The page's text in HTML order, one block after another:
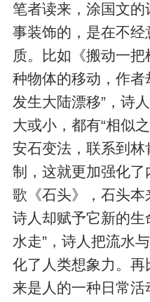
笔者读来，涂国文
事装饰的，是在不
质。比如《搬动一
种物体的移动，作者
发生大陆漂移”，诗
大或小，都有“相似
安石变法，联系到林
制，这就更加强化了
歌《石头》，石头本
诗人却赋予它新的生
水走”，诗人把流水
化了人类想象力。
来是人的一种日常